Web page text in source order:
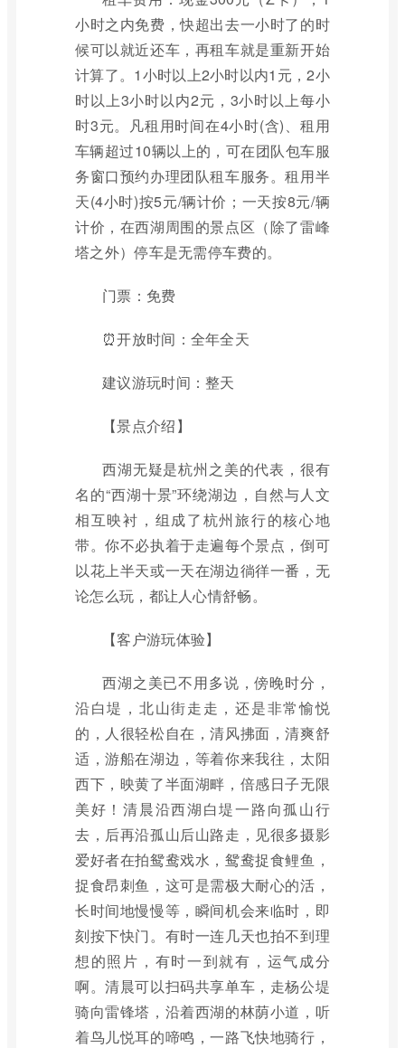
小时之内免费，快超出去一小时了的时
候可以就近还车，再租车就是重新开始
计算了。1小时以上2小时以内1元，2小
时以上3小时以内2元，3小时以上每小
时3元。凡租用时间在4小时(含)、租用
车辆超过10辆以上的，可在团队包车服
务窗口预约办理团队租车服务。租用半
天(4小时)按5元/辆计价；一天按8元/辆
计价，在西湖周围的景点区（除了雷峰
塔之外）停车是无需停车费的。
门票：免费
⏰开放时间：全年全天
建议游玩时间：整天
【景点介绍】
西湖无疑是杭州之美的代表，很有
名的“西湖十景”环绕湖边，自然与人文
相互映衬，组成了杭州旅行的核心地
带。你不必执着于走遍每个景点，倒可
以花上半天或一天在湖边徜徉一番，无
论怎么玩，都让人心情舒畅。
【客户游玩体验】
西湖之美已不用多说，傍晚时分，
沿白堤，北山街走走，还是非常愉悦
的，人很轻松自在，清风拂面，清爽舒
适，游船在湖边，等着你来我往，太阳
西下，映黄了半面湖畔，倍感日子无限
美好！清晨沿西湖白堤一路向孤山行
去，后再沿孤山后山路走，见很多摄影
爱好者在拍鸳鸯戏水，鸳鸯捉食鲤鱼，
捉食昂刺鱼，这可是需极大耐心的活，
长时间地慢慢等，瞬间机会来临时，即
刻按下快门。有时一连几天也拍不到理
想的照片，有时一到就有，运气成分
啊。清晨可以扫码共享单车，走杨公堤
骑向雷锋塔，沿着西湖的林荫小道，听
着鸟儿悦耳的啼鸣，一路飞快地骑行，